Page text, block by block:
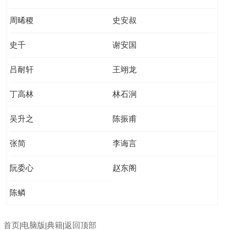
周晞稷 史安叔
史千 谢安国
吕耐轩 王翊龙
丁高林 林石涧
吴升之 陈振甫
张简 李诲言
阮委心 赵东阁
陈鳞
首页|电脑版|典籍|返回顶部